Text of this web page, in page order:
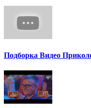
Подборка Видео